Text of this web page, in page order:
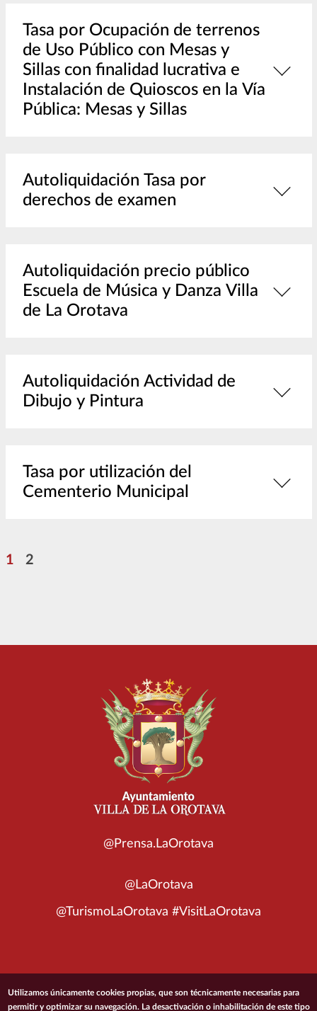
Tasa por Ocupación de terrenos
de Uso Público con Mesas y
Sillas con finalidad lucrativa e
Instalación de Quioscos en la Vía
Pública: Mesas y Sillas
Autoliquidación Tasa por
derechos de examen
Autoliquidación precio público
Escuela de Música y Danza Villa
de La Orotava
Autoliquidación Actividad de
Dibujo y Pintura
Tasa por utilización del
Cementerio Municipal
Pagination
Page
1 Page
2
@Prensa.LaOrotava
@LaOrotava
@TurismoLaOrotava #VisitLaOrotava
© 2026 Ayuntamiento de la Villa de La Orotava
Utilizamos únicamente cookies propias, que son técnicamente necesarias para
permitir y optimizar su navegación. La desactivación o inhabilitación de este tipo